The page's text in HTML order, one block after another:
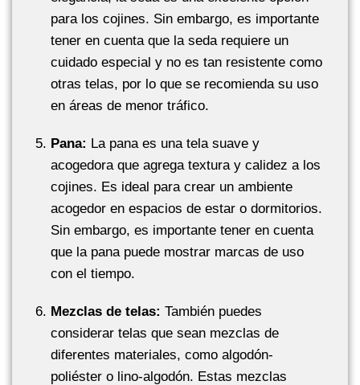
para los cojines. Sin embargo, es importante
tener en cuenta que la seda requiere un
cuidado especial y no es tan resistente como
otras telas, por lo que se recomienda su uso
en áreas de menor tráfico.
Pana: La pana es una tela suave y
acogedora que agrega textura y calidez a los
cojines. Es ideal para crear un ambiente
acogedor en espacios de estar o dormitorios.
Sin embargo, es importante tener en cuenta
que la pana puede mostrar marcas de uso
con el tiempo.
Mezclas de telas: También puedes
considerar telas que sean mezclas de
diferentes materiales, como algodón-
poliéster o lino-algodón. Estas mezclas